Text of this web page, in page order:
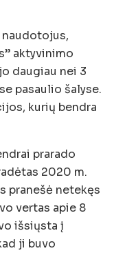
aktyvinimo
daugiau nei 3
pasaulio šalyse.
kurių bendra
prarado
2020 m.
pranešė netekęs
vertas apie 8
išsiųsta į
ji buvo